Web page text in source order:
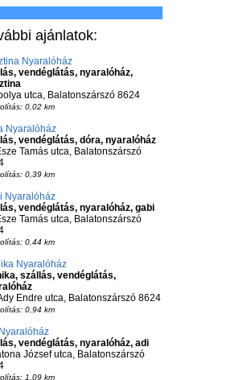
ajánlatok:
Nyaralóház
vendéglátás, nyaralóház,
utca, Balatonszárszó 8624
0,02 km
Nyaralóház
vendéglátás, dóra, nyaralóház
Tamás utca, Balatonszárszó
0,39 km
Nyaralóház
vendéglátás, nyaralóház, gabi
Tamás utca, Balatonszárszó
0,44 km
Nyaralóház
szállás, vendéglátás,
Endre utca, Balatonszárszó 8624
0,94 km
vendéglátás, nyaralóház, adi
József utca, Balatonszárszó
1,09 km